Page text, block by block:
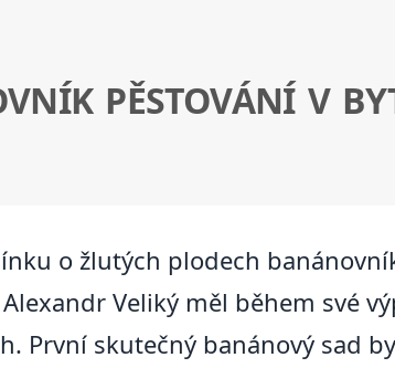
PĚSTOVÁNÍ V
o žlutých plodech
Veliký měl během své
První skutečný banánový sad